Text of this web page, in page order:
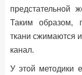
предстательной
Таким образом,
ткани сжимаются
канал.
У этой методики